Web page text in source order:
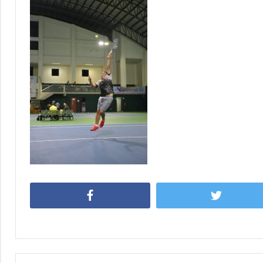
Twitter